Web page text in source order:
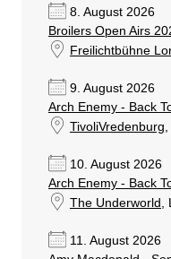
8. August 2026
Broilers Open Airs
Freilichtbühne
9. August 2026
Arch Enemy - Back
TivoliVredenburg
10. August 2026
Arch Enemy - Back
The Underworld
11. August 2026